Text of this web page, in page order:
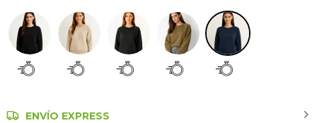
ENVÍO EXPRESS